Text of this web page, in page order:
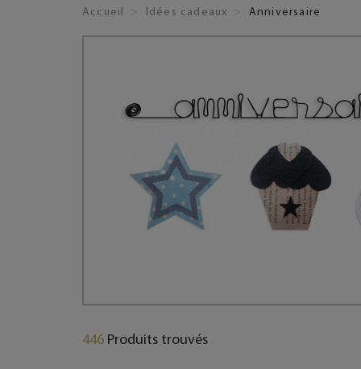
Accueil Idées cadeaux Anniversaire
446 Produits trouvés